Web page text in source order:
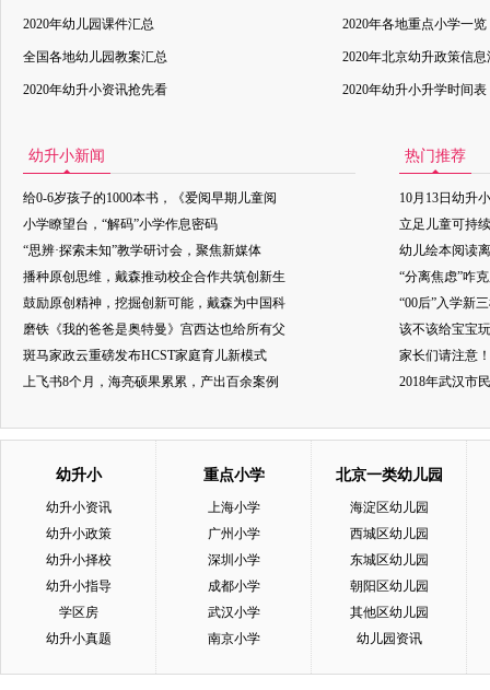
2020年幼儿园课件汇总 2020年各地重点小学一览
全国各地幼儿园教案汇总 2020年北京幼升政策信息
2020年幼升小资讯抢先看 2020年幼升小升学时间表
幼升小新闻
给0-6岁孩子的1000本书，《爱阅早期儿童阅
小学瞭望台，“解码”小学作息密码
“思辨·探索未知”教学研讨会，聚焦新媒体
播种原创思维，戴森推动校企合作共筑创新生
鼓励原创精神，挖掘创新可能，戴森为中国科
磨铁《我的爸爸是奥特曼》宫西达也给所有父
斑马家政云重磅发布HCST家庭育儿新模式
上飞书8个月，海亮硕果累累，产出百余案例
热门推荐
10月13日幼升
立足儿童可持
幼儿绘本阅读
“分离焦虑”咋
“00后”入学新
该不该给宝宝
家长们请注意
2018年武汉市
幼升小
幼升小资讯
幼升小政策
幼升小择校
幼升小指导
学区房
幼升小真题
重点小学
上海小学
广州小学
深圳小学
成都小学
武汉小学
南京小学
北京一类幼儿园
海淀区幼儿园
西城区幼儿园
东城区幼儿园
朝阳区幼儿园
其他区幼儿园
幼儿园资讯